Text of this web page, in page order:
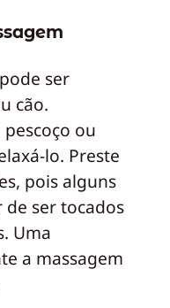
ser
cão.
pescoço ou
lo. Preste
pois alguns
ser tocados
Uma
a massagem